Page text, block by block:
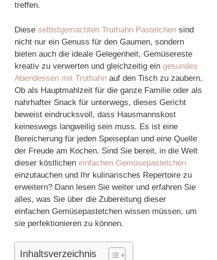
treffen.
Diese selbstgemachten Truthahn Pastetchen sind
nicht nur ein Genuss für den Gaumen, sondern
bieten auch die ideale Gelegenheit, Gemüsereste
kreativ zu verwerten und gleichzeitig ein gesundes
Abendessen mit Truthahn auf den Tisch zu zaubern.
Ob als Hauptmahlzeit für die ganze Familie oder als
nahrhafter Snack für unterwegs, dieses Gericht
beweist eindrucksvoll, dass Hausmannskost
keineswegs langweilig sein muss. Es ist eine
Bereicherung für jeden Speiseplan und eine Quelle
der Freude am Kochen. Sind Sie bereit, in die Welt
dieser köstlichen einfachen Gemüsepastetchen
einzutauchen und Ihr kulinarisches Repertoire zu
erweitern? Dann lesen Sie weiter und erfahren Sie
alles, was Sie über die Zubereitung dieser
einfachen Gemüsepastetchen wissen müssen, um
sie perfektionieren zu können.
Inhaltsverzeichnis